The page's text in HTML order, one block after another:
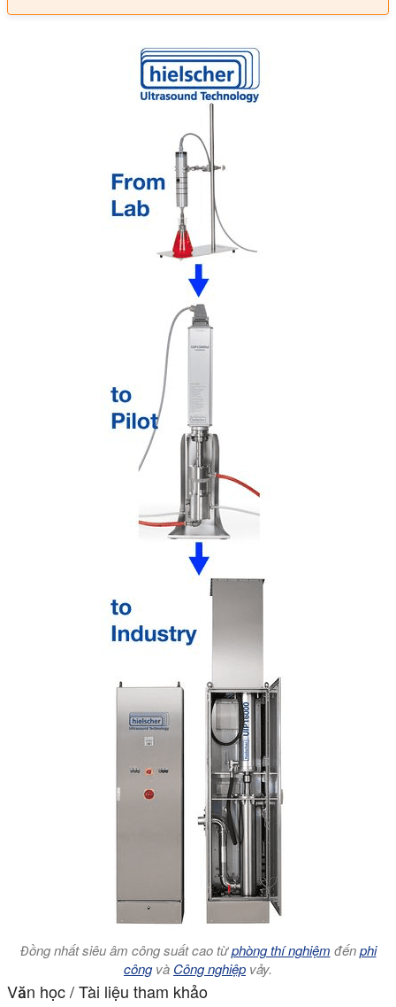
Đồng nhất siêu âm công suất cao từphòng thí nghiệm đếnphi
côngvà Công nghiệp vảy.
Văn học / Tài liệu tham khảo